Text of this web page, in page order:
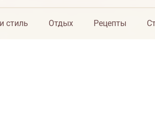
стиль Отдых Рецепты